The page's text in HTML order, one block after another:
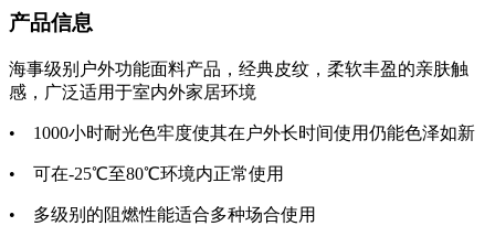
产品信息
海事级别户外功能面料产品，经典皮纹，柔软丰盈的亲肤触
感，广泛适用于室内外家居环境
• 1000小时耐光色牢度使其在户外长时间使用仍能色泽如新
• 可在-25℃至80℃环境内正常使用
• 多级别的阻燃性能适合多种场合使用